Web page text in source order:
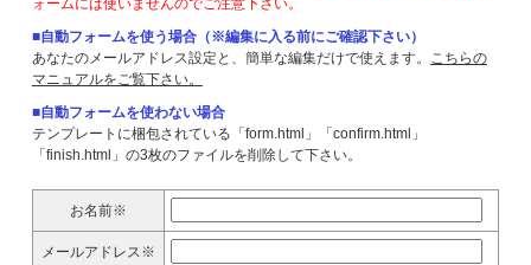
ォームには使いませんのでご注意下さい。
■自動フォームを使う場合（※編集に入る前にご確認下さい）
あなたのメールアドレス設定と、簡単な編集だけで使えます。 こちらの
マニュアルをご覧下さい。
■自動フォームを使わない場合
テンプレートに梱包されている「form.html」「confirm.html」
「finish.html」の3枚のファイルを削除して下さい。
お名前※
メールアドレス※